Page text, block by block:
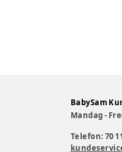
BabySam
Mandag -
Telefon: 70